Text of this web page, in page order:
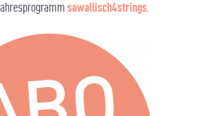
sawallisch4strings.